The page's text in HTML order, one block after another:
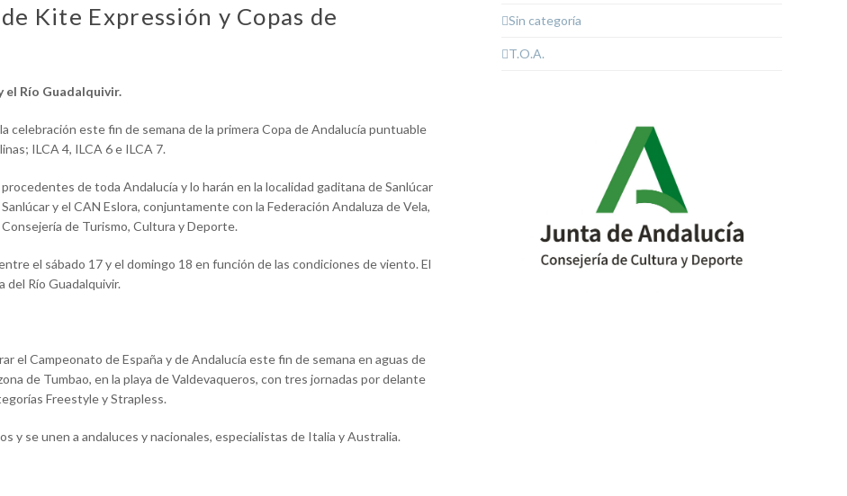
Kite Expressión y Copas de
el Río Guadalquivir.
celebración este fin de semana de la primera Copa de Andalucía puntuable
ILCA 4, ILCA 6 e ILCA 7.
de toda Andalucía y lo harán en la localidad gaditana de Sanlúcar
y el CAN Eslora, conjuntamente con la Federación Andaluza de Vela,
de Turismo, Cultura y Deporte.
el sábado 17 y el domingo 18 en función de las condiciones de viento. El
del Río Guadalquivir.
el Campeonato de España y de Andalucía este fin de semana en aguas de
de Tumbao, en la playa de Valdevaqueros, con tres jornadas por delante
Freestyle y Strapless.
y se unen a andaluces y nacionales, especialistas de Italia y Australia.
Sin categoría
T.O.A.